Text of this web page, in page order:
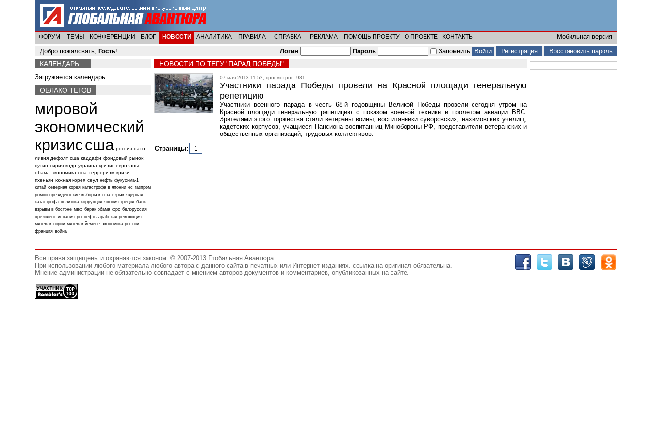
ФОРУМ ТЕМЫ КОНФЕРЕНЦИИ БЛОГ НОВОСТИ АНАЛИТИКА ПРАВИЛА СПРАВКА РЕКЛАМА ПОМОЩЬ ПРОЕКТУ О ПРОЕКТЕ КОНТАКТЫ
Мобильная версия
Добро пожаловать, Гость! Логин Пароль Запомнить Регистрация Восстановить пароль
НОВОСТИ ПО ТЕГУ "ПАРАД ПОБЕДЫ"
07 мая 2013 11:52, просмотров: 981
Участники парада Победы провели на Красной площади генеральную
репетицию
Участники военного парада в честь 68-й годовщины Великой Победы провели сегодня утром на
Красной площади генеральную репетицию с показом военной техники и пролетом авиации ВВС.
Зрителями этого торжества стали ветераны войны, воспитанники суворовских, нахимовских училищ,
кадетских корпусов, учащиеся Пансиона воспитанниц Минобороны РФ, представители ветеранских и
общественных организаций, трудовых коллективов.
Страницы:
1
КАЛЕНДАРЬ
Загружается календарь...
ОБЛАКО ТЕГОВ
мировой
экономический
кризиссша россия нато
ливия дефолт сша каддафи фондовый рынок
путин сирия кндр украина кризис еврозоны
обама экономика сша терроризм кризис
пхеньян южная корея сеул нефть фукусима-1
китай северная корея катастрофа в японии ес газпром
ромни президентские выборы в сша взрыв ядерная
катастрофа политика коррупция япония греция банк
взрывы в бостоне мвф барак обама фрс белоруссия
президент испания роснефть арабская революция
мятеж в сирии мятеж в йемене экономика россии
франция война
Все права защищены и охраняются законом. © 2007-2013 Глобальная Авантюра.
При использовании любого материала любого автора с данного сайта в печатных или Интернет изданиях, ссылка на оригинал обязательна.
Мнение администрации не обязательно совпадает с мнением авторов документов и комментариев, опубликованных на сайте.